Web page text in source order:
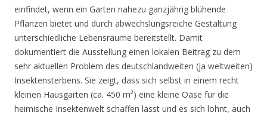
einfindet, wenn ein Garten nahezu ganzjährig blühende
Pflanzen bietet und durch abwechslungsreiche Gestaltung
unterschiedliche Lebensräume bereitstellt. Damit
dokumentiert die Ausstellung einen lokalen Beitrag zu dem
sehr aktuellen Problem des deutschlandweiten (ja weltweiten)
Insektensterbens. Sie zeigt, dass sich selbst in einem recht
kleinen Hausgarten (ca. 450 m²) eine kleine Oase für die
heimische Insektenwelt schaffen lässt und es sich lohnt, auch